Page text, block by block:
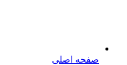
صفحه اصلی